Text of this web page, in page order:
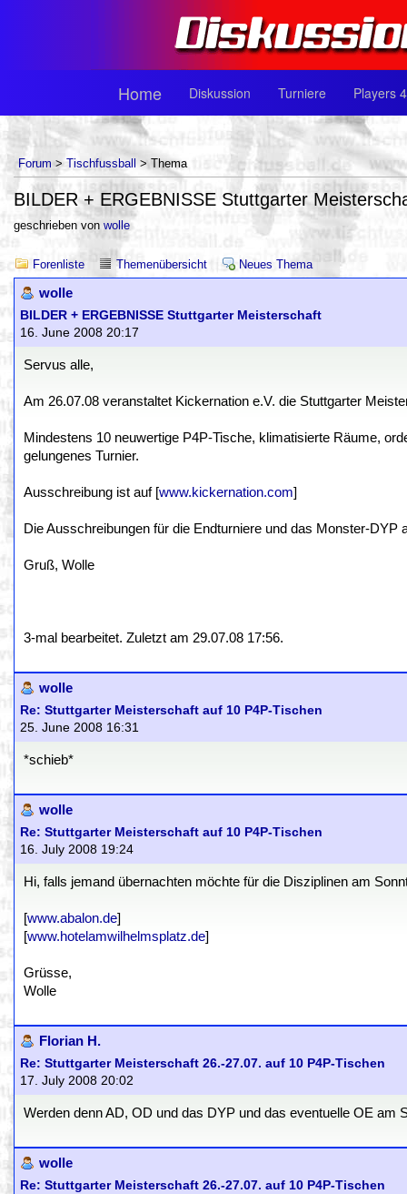
Home Diskussion Turniere Players
Forum > Tischfussball > Thema
BILDER + ERGEBNISSE Stuttgarter
geschrieben von wolle
Forenliste Themenübersicht Neues Thema
wolle
BILDER + ERGEBNISSE Stuttgarter Meisterschaft
16. June 2008 20:17
Servus alle,
Am 26.07.08 veranstaltet Kickernation e.V. die Stuttgarter
Mindestens 10 neuwertige P4P-Tische, klimatisierte Räume,
gelungenes Turnier.
Ausschreibung ist auf [www.kickernation.com]
Die Ausschreibungen für die Endturniere und das Monster-DYP
Gruß, Wolle
3-mal bearbeitet. Zuletzt am 29.07.08 17:56.
wolle
Re: Stuttgarter Meisterschaft auf 10 P4P-Tischen
25. June 2008 16:31
*schieb*
wolle
Re: Stuttgarter Meisterschaft auf 10 P4P-Tischen
16. July 2008 19:24
Hi, falls jemand übernachten möchte für die Disziplinen am
[www.abalon.de]
[www.hotelamwilhelmsplatz.de]
Grüsse,
Wolle
Florian H.
Re: Stuttgarter Meisterschaft 26.-27.07. auf 10 P4P-Tischen
17. July 2008 20:02
Werden denn AD, OD und das DYP und das eventuelle OE am
wolle
Re: Stuttgarter Meisterschaft 26.-27.07. auf 10 P4P-Tischen